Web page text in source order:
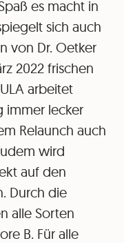
es macht in
sich auch
von Dr. Oetker
2022 frischen
arbeitet
immer lecker
Relaunch auch
wird
auf den
Durch die
alle Sorten
B. Für alle